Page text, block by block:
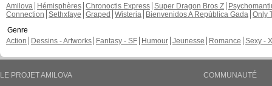
Amilova
Hémisphères Chronoctis Express Super Dragon Bros Z
Connection Sethxfaye Graped Wisteria Bienvenidos A República Gada Only
Genre
Action
Dessins - Artworks Fantasy - SF Humour Jeunesse Romance Sexy -
LE PROJET AMILOVA
COMMUNAUTÉ